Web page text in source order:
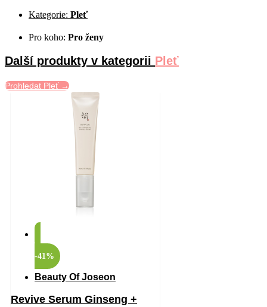
Kategorie: Pleť
Pro koho: Pro ženy
Další produkty v kategorii Pleť
Prohledat Pleť →
-41%
Beauty Of Joseon
Revive Serum Ginseng +